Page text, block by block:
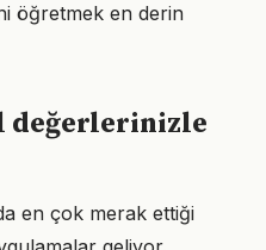
öğretmek en derin
değerlerinizle
en çok merak ettiği